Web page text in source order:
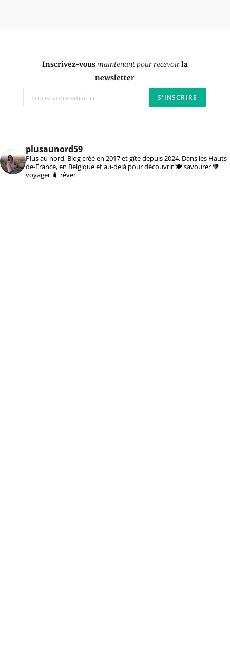
Inscrivez-vousmaintenant pour recevoirla
newsletter
plusaunord59
Plus au nord, Blog créé en 2017 et gîte depuis 2024. Dans les Hauts-
de-France, en Belgique et au-delà pour découvrir 🍽️ savourer 🧡
voyager 🧳 rêver